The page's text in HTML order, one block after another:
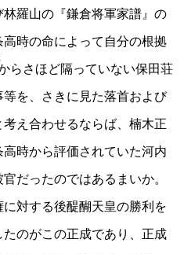
林羅山の『鎌倉将軍家譜』の
時の命によって自分の根拠
らさほど隔っていない保田荘
を、さきに見た落首および
え合わせるならば、楠木正
時から評価されていた河内
だったのではあるまいか。
に対する後醍醐天皇の勝利を
のがこの正成であり、正成